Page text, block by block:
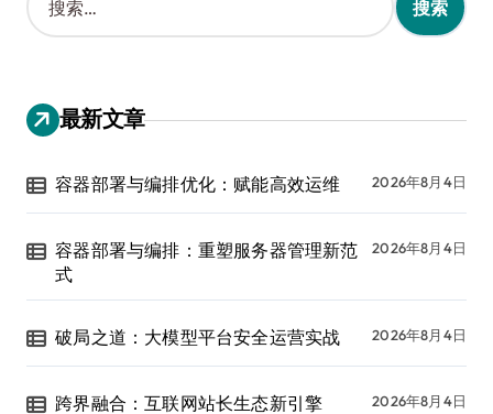
索
：
最新文章
容器部署与编排优化：赋能高效运维 2026年8月4日
容器部署与编排：重塑服务器管理新范
式
2026年8月4日
破局之道：大模型平台安全运营实战 2026年8月4日
跨界融合：互联网站长生态新引擎 2026年8月4日